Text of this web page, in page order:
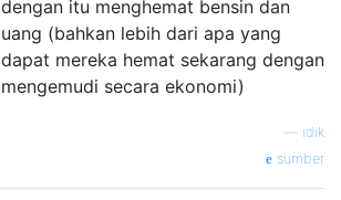
dengan itu menghemat bensin dan
uang (bahkan lebih dari apa yang
dapat mereka hemat sekarang dengan
mengemudi secara ekonomi)
idik
sumber